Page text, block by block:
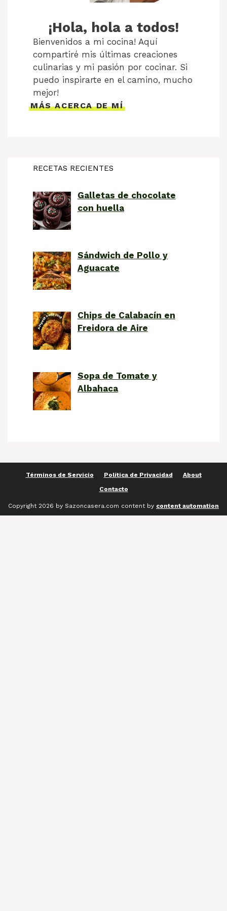
¡Hola, hola a todos!
Bienvenidos a mi cocina! Aquí
compartiré mis últimas creaciones
culinarias y mi pasión por cocinar. Si
puedo inspirarte en el camino, mucho
mejor!
MÁS ACERCA DE MÍ
RECETAS RECIENTES
Galletas de chocolate
con huella
Sándwich de Pollo y
Aguacate
Chips de Calabacín en
Freidora de Aire
Sopa de Tomate y
Albahaca
Términos de Servicio Política de Privacidad
About
Contacto
Copyright 2026 by Sazoncasera.com content by content automation